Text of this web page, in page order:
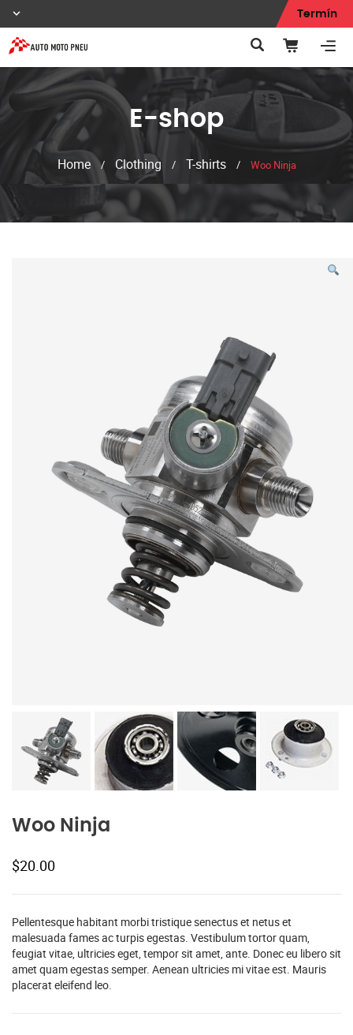
Termín
E-shop
Home / Clothing / T-shirts / Woo Ninja
Woo Ninja
$20.00
Pellentesque habitant morbi tristique senectus et netus et
malesuada fames ac turpis egestas. Vestibulum tortor quam,
feugiat vitae, ultricies eget, tempor sit amet, ante. Donec eu libero sit
amet quam egestas semper. Aenean ultricies mi vitae est. Mauris
placerat eleifend leo.